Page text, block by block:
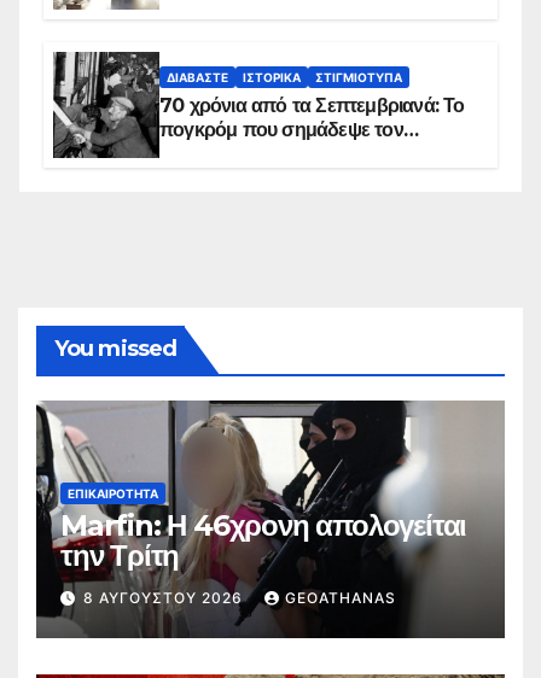
ΔΙΑΒΆΣΤΕ ΙΣΤΟΡΙΚΆ ΣΤΙΓΜΙΌΤΥΠΑ
70 χρόνια από τα Σεπτεμβριανά: Το
πογκρόμ που σημάδεψε τον
You missed
ΕΠΙΚΑΙΡΌΤΗΤΑ
Marfin: Η 46χρονη απολογείται
την Τρίτη
8 ΑΥΓΟΎΣΤΟΥ 2026 GEOATHANAS